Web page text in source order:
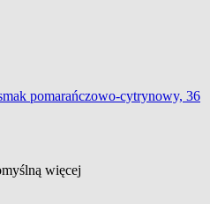
pomarańczowo-cytrynowy, 36
więcej